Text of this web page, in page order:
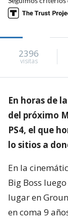
2396
visitas
En horas de
del próximo
PS4, el que
lo sitios a
En la
Big Boss
lugar en
en coma 9